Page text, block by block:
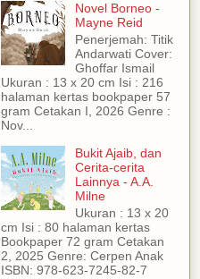
Novel Borneo -
Mayne Reid
Penerjemah: Titik
Andarwati Cover:
Ghoffar Ismail
Ukuran : 13 x 20 cm Isi : 216
halaman kertas bookpaper 57
gram Cetakan I, 2026 Genre :
Nov...
Bukit Ajaib, dan
Cerita-cerita
Lainnya - A.A.
Milne
Ukuran : 13 x 20
cm Isi : 80 halaman kertas
Bookpaper 72 gram Cetakan
2, 2025 Genre: Cerpen Anak
ISBN: 978-623-7245-82-7